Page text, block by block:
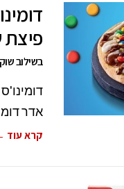
פיצת
בשילוב
אדר
קרא עוד